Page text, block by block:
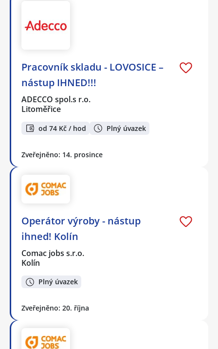
Pracovník skladu - LOVOSICE –
nástup IHNED!!!
ADECCO spol.s r.o.
Litoměřice
od 74 Kč / hod Plný úvazek
Zveřejněno: 14. prosince
Operátor výroby - nástup
ihned! Kolín
Comac jobs s.r.o.
Kolín
Plný úvazek
Zveřejněno: 20. října